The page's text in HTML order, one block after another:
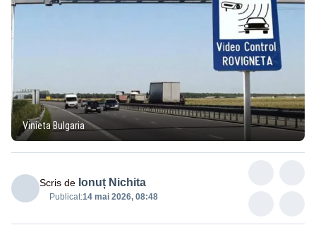
Vinieta Bulgaria
Scris de Ionuț Nichita
Publicat:14 mai 2026, 08:48